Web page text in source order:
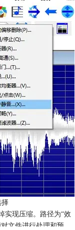
择
实现压缩。路径为“效
文件进行处理和预